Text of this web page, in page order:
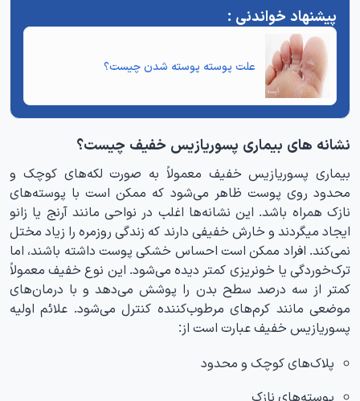
علت پوسته‌ پوسته شدن چیست؟
نشانه های بیماری پسوریازیس خفیف چیست؟
بیماری پسوریازیس خفیف معمولاً به صورت لکه‌های کوچک و
محدود روی پوست ظاهر می‌شود که ممکن است با پوسته‌های
نازک همراه باشد. این نشانه‌ها اغلب در نواحی مانند آرنج یا زانو
ایجاد میگردند و خارش خفیفی دارند که زندگی روزمره را زیاد مختل
نمی‌کند. افراد ممکن است احساس خشکی پوست داشته باشند، اما
ترک‌خوردگی یا خونریزی کمتر دیده می‌شود. این نوع خفیف معمولاً
کمتر از سه درصد سطح بدن را پوشش می‌دهد و با درمان‌های
موضعی مانند کرم‌های مرطوب‌کننده کنترل می‌شود. علائم اولیه
پسوریازیس خفیف عبارت است از:
پلاک‌های کوچک و محدود
پوسته‌های نازک